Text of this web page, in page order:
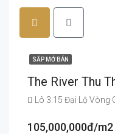
SẮP MỞ BÁN
The River Thu
Lô 3.15 Đại Lộ Vòng
105,000,000đ/m2